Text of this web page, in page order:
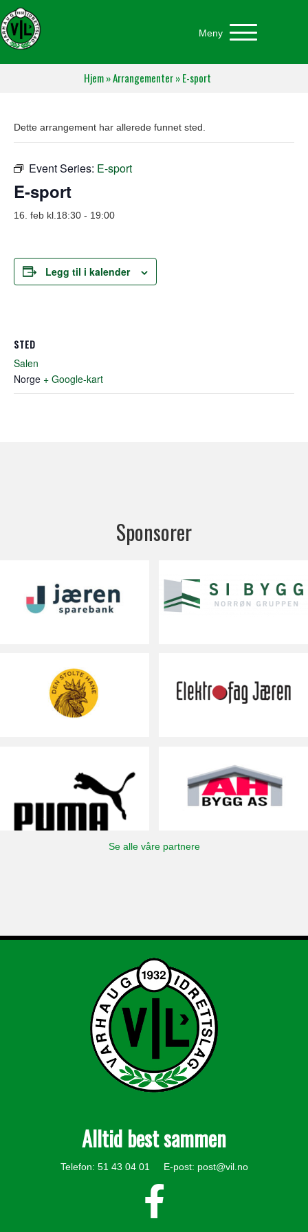
Meny
Hjem»Arrangementer»E-sport
Dette arrangement har allerede funnet sted.
Event Series: E-sport
E-sport
16. feb kl.18:30 - 19:00
Legg til i kalender
STED
Salen
Norge + Google-kart
Sponsorer
Se alle våre partnere
Alltid best sammen
Telefon: 51 43 04 01 E-post: post@vil.no